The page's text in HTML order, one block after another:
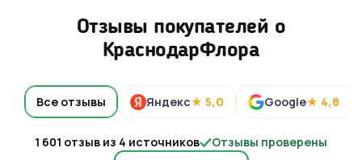
Отзывы покупателей о
КраснодарФлора
Все отзывы Яндекс★ 5,0 Google★ 4,8
1 601 отзыв из 4 источников
Отзывы проверены